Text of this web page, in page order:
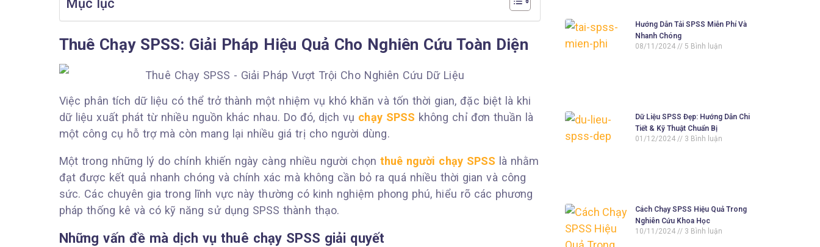
Mục lục
Thuê Chạy SPSS: Giải Pháp Hiệu Quả Cho Nghiên Cứu Toàn Diện
Việc phân tích dữ liệu có thể trở thành một nhiệm vụ khó khăn và tốn thời gian, đặc biệt là khi
dữ liệu xuất phát từ nhiều nguồn khác nhau. Do đó, dịch vụ chạy SPSS không chỉ đơn thuần là
một công cụ hỗ trợ mà còn mang lại nhiều giá trị cho người dùng.
Một trong những lý do chính khiến ngày càng nhiều người chọn thuê người chạy SPSS là nhằm
đạt được kết quả nhanh chóng và chính xác mà không cần bỏ ra quá nhiều thời gian và công
sức. Các chuyên gia trong lĩnh vực này thường có kinh nghiệm phong phú, hiểu rõ các phương
pháp thống kê và có kỹ năng sử dụng SPSS thành thạo.
Những vấn đề mà dịch vụ thuê chạy SPSS giải quyết
Hướng Dẫn Tải SPSS Miễn Phí Và
Nhanh Chóng
08/11/2024
5 Bình luận
Dữ Liệu SPSS Đẹp: Hướng Dẫn Chi
Tiết & Kỹ Thuật Chuẩn Bị
01/12/2024
3 Bình luận
Cách Chạy SPSS Hiệu Quả Trong
Nghiên Cứu Khoa Học
10/11/2024
3 Bình luận